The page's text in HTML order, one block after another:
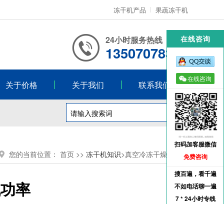
冻干机产品 果蔬冻干机
24小时服务热线
13507078327
关于价格 关于我们 联系我们
您的当前位置： 首页 >> 冻干机知识>真空冷冻干燥机功率
率
在线咨询
在线咨询
扫码加客服微信
免费咨询
搜百遍，看千遍
不如电话聊一遍
7 * 24小时专线